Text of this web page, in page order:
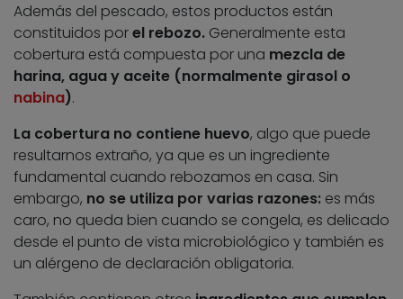
Además del pescado, estos productos están
constituidos porel rebozo. Generalmente esta
cobertura está compuesta por una mezcla de
harina, agua y aceite (normalmente girasol o
nabina).
La cobertura no contiene huevo, algo que puede
resultarnos extraño, ya que es un ingrediente
fundamental cuando rebozamos en casa. Sin
embargo, no se utiliza por varias razones: es más
caro, no queda bien cuando se congela, es delicado
desde el punto de vista microbiológico y también es
un alérgeno de declaración obligatoria.